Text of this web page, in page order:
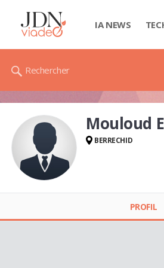
IA NEWS
Rechercher
Mouloud
BERRECHID
PROFIL